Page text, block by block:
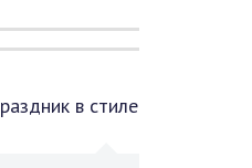
в стиле